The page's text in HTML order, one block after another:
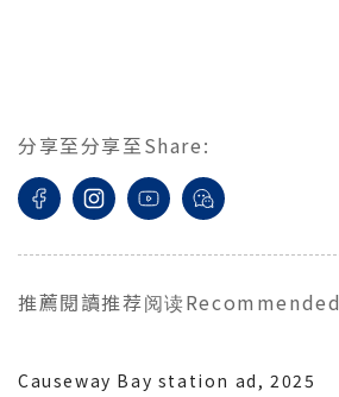
分享至分享至Share:
推薦閱讀推荐阅读Recommended
Causeway Bay station ad, 2025